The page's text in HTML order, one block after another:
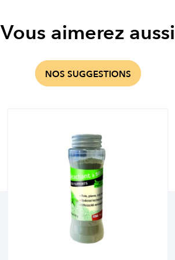
Vous aimerez aussi
NOS SUGGESTIONS